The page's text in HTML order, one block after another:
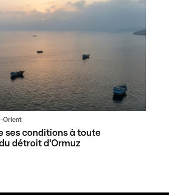
Orient
ses conditions à toute
détroit d'Ormuz